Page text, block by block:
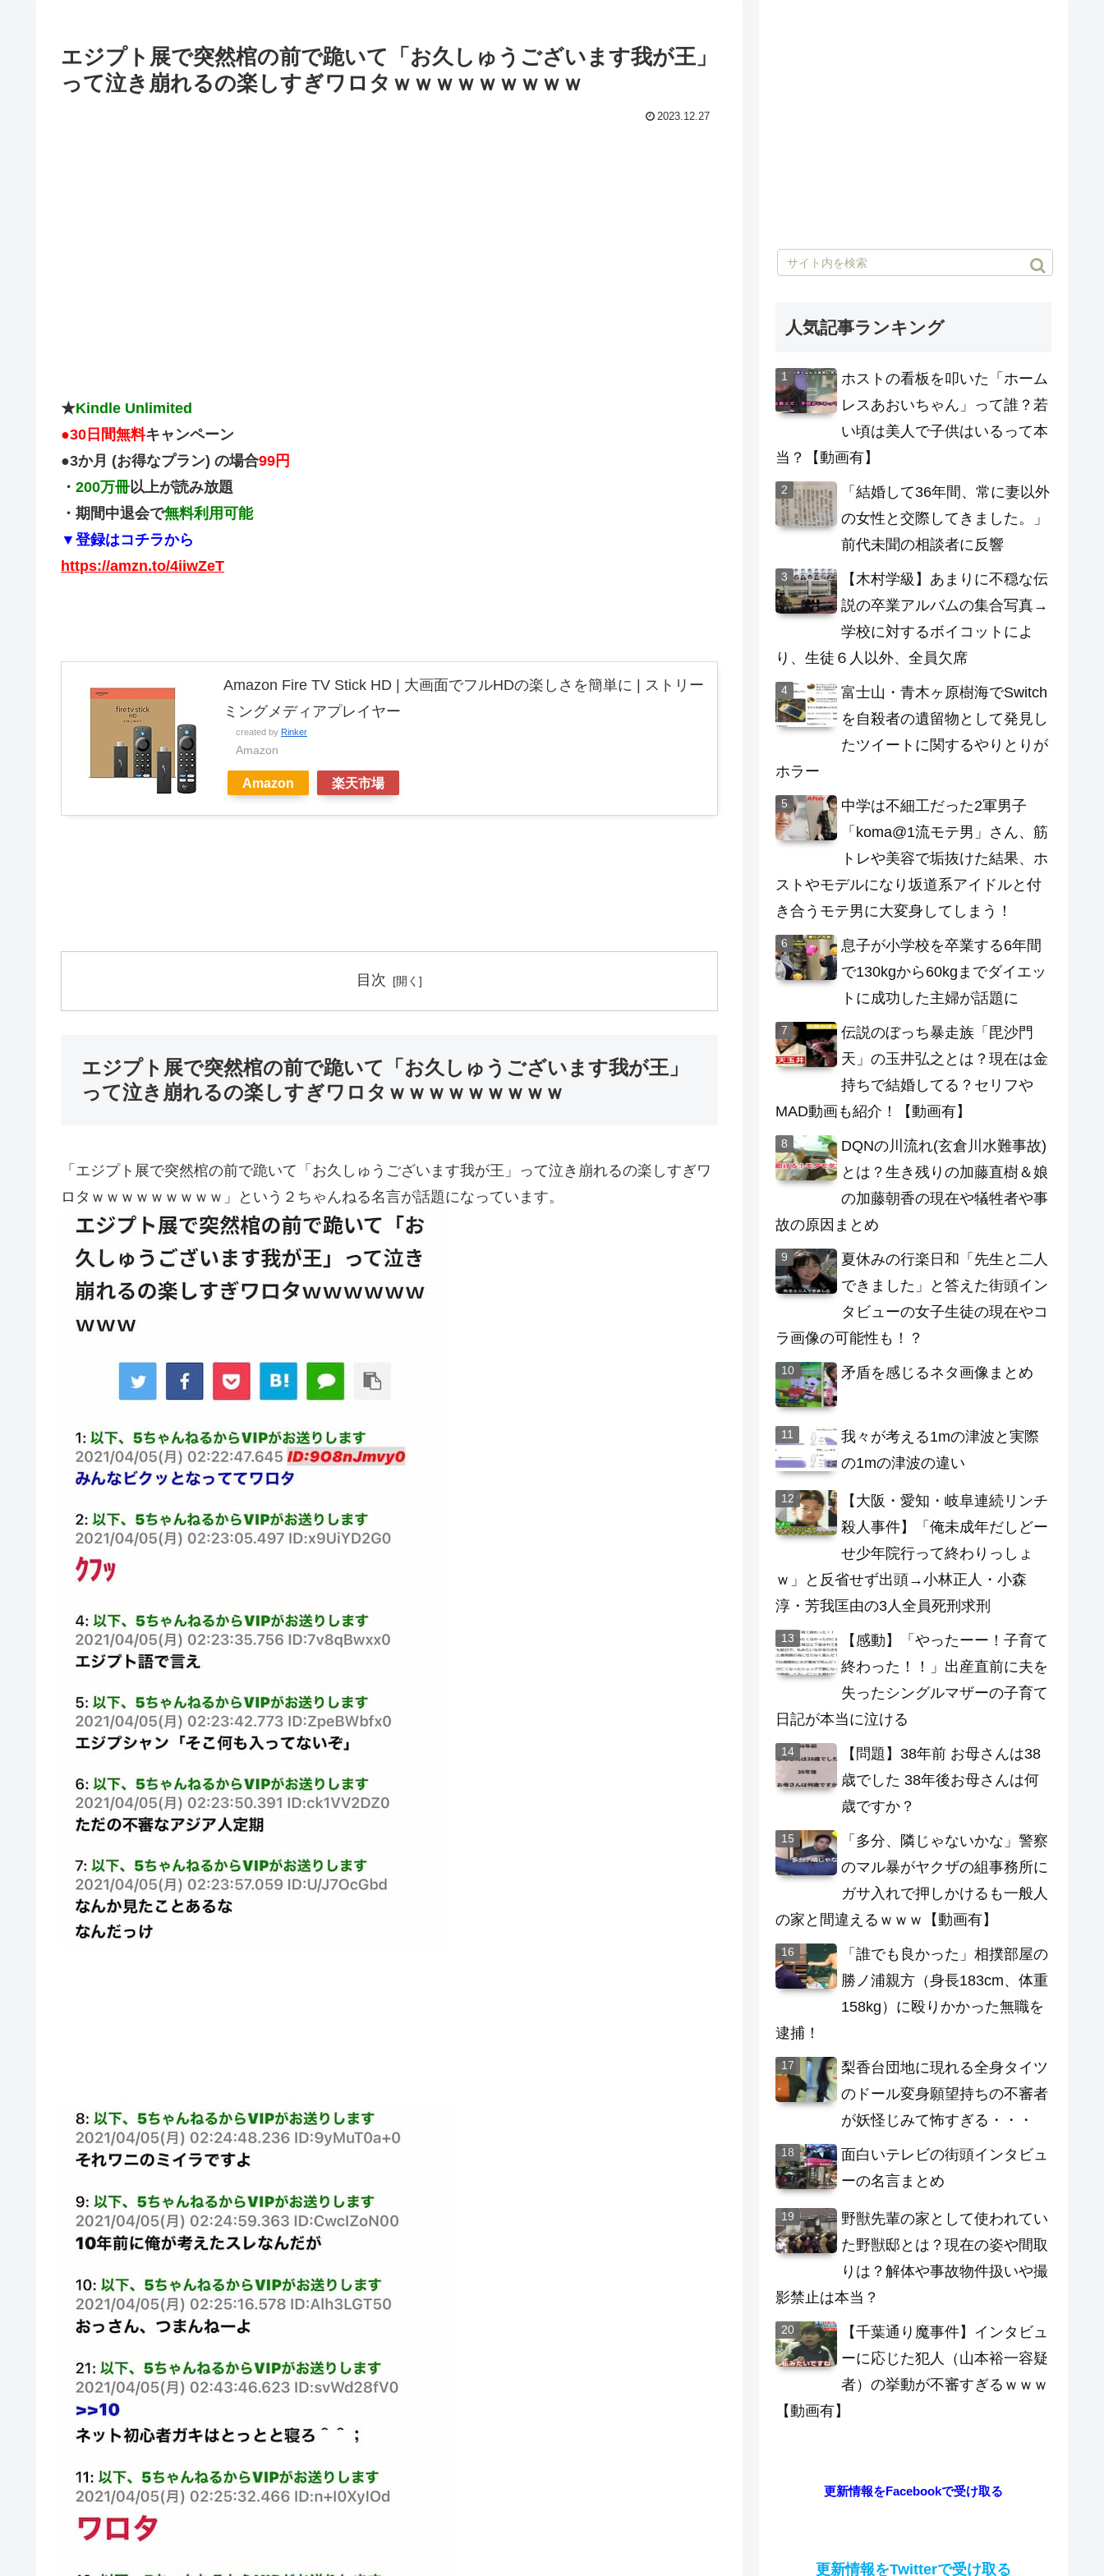
エジプト展で突然棺の前で跪いて「お久しゅうございます我が王」
って泣き崩れるの楽しすぎワロタｗｗｗｗｗｗｗｗｗ
2023.12.27
★Kindle Unlimited
●30日間無料キャンペーン
●3か月 (お得なプラン) の場合99円
・ 200万冊以上が読み放題
・期間中退会で無料利用可能
▼登録はコチラから
https://amzn.to/4iiwZeT
Amazon Fire TV Stick HD | 大画面でフルHDの楽しさを簡単に | ストリー
ミングメディアプレイヤー
created by Rinker
Amazon
Amazon 楽天市場
目次
エジプト展で突然棺の前で跪いて「お久しゅうございます我が王」
って泣き崩れるの楽しすぎワロタｗｗｗｗｗｗｗｗｗ
「エジプト展で突然棺の前で跪いて「お久しゅうございます我が王」って泣き崩れるの楽しすぎワ
ロタｗｗｗｗｗｗｗｗｗ」という２ちゃんねる名言が話題になっています。
人気記事ランキング
ホストの看板を叩いた「ホーム
レスあおいちゃん」って誰？若
い頃は美人で子供はいるって本
当？【動画有】
「結婚して36年間、常に妻以外
の女性と交際してきました。」
前代未聞の相談者に反響
【木村学級】あまりに不穏な伝
説の卒業アルバムの集合写真→
学校に対するボイコットによ
り、生徒６人以外、全員欠席
富士山・青木ヶ原樹海でSwitch
を自殺者の遺留物として発見し
たツイートに関するやりとりが
ホラー
中学は不細工だった2軍男子
「koma@1流モテ男」さん、筋
トレや美容で垢抜けた結果、ホ
ストやモデルになり坂道系アイドルと付
き合うモテ男に大変身してしまう！
息子が小学校を卒業する6年間
で130kgから60kgまでダイエッ
トに成功した主婦が話題に
伝説のぼっち暴走族「毘沙門
天」の玉井弘之とは？現在は金
持ちで結婚してる？セリフや
MAD動画も紹介！【動画有】
DQNの川流れ(玄倉川水難事故)
とは？生き残りの加藤直樹＆娘
の加藤朝香の現在や犠牲者や事
故の原因まとめ
夏休みの行楽日和「先生と二人
できました」と答えた街頭イン
タビューの女子生徒の現在やコ
ラ画像の可能性も！？
矛盾を感じるネタ画像まとめ
我々が考える1mの津波と実際
の1mの津波の違い
【大阪・愛知・岐阜連続リンチ
殺人事件】「俺未成年だしどー
せ少年院行って終わりっしょ
ｗ」と反省せず出頭→小林正人・小森
淳・芳我匡由の3人全員死刑求刑
【感動】「やったーー！子育て
終わった！！」出産直前に夫を
失ったシングルマザーの子育て
日記が本当に泣ける
【問題】38年前 お母さんは38
歳でした 38年後お母さんは何
歳ですか？
「多分、隣じゃないかな」警察
のマル暴がヤクザの組事務所に
ガサ入れで押しかけるも一般人
の家と間違えるｗｗｗ【動画有】
「誰でも良かった」相撲部屋の
勝ノ浦親方（身長183cm、体重
158kg）に殴りかかった無職を
逮捕！
梨香台団地に現れる全身タイツ
のドール変身願望持ちの不審者
が妖怪じみて怖すぎる・・・
面白いテレビの街頭インタビュ
ーの名言まとめ
野獣先輩の家として使われてい
た野獣邸とは？現在の姿や間取
りは？解体や事故物件扱いや撮
影禁止は本当？
【千葉通り魔事件】インタビュ
ーに応じた犯人（山本裕一容疑
者）の挙動が不審すぎるｗｗｗ
【動画有】
更新情報をFacebookで受け取る
更新情報をTwitterで受け取る